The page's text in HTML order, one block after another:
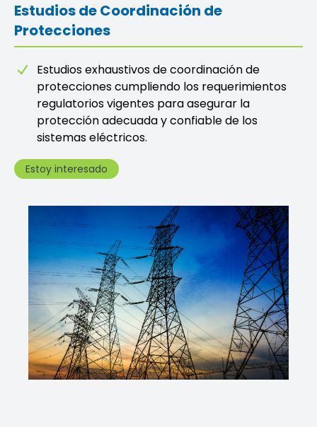
Estudios de Coordinación de
Protecciones
Estudios exhaustivos de coordinación de
protecciones cumpliendo los requerimientos
regulatorios vigentes para asegurar la
protección adecuada y confiable de los
sistemas eléctricos.
Estoy interesado